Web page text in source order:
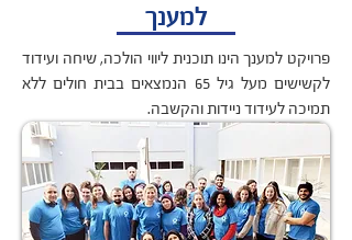
למענך
פרויקט למענך הינו תוכנית ליווי הולכה, שיחה ועידוד
לקשישים מעל גיל 65 הנמצאים בבית חולים ללא
תמיכה לעידוד ניידות והקשבה.